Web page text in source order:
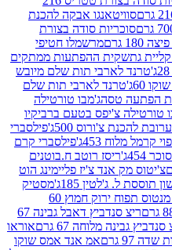
אבקה להכנת
סודה בצורת
מרשמלו חטיפי
ההפתעות ממתקים
תות שלם מיובש
לארבי תות שלם
ג'מבו טורטילה
בטעם ברביקיו
500ג'
פילסברי
פילסברי קרם
רוטב ח.בוטנים
צ'יז פליימינג הוט
185ג'
מסטיק
מסטיק מנטוס תפוח ירוק חמוץ 60
ריצ סנדביץ דאבל גבינה 67
67 גרם
אוראו
אמ אנד אמס שוקו